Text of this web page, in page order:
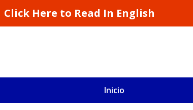
Click Here to Read In English
Inicio